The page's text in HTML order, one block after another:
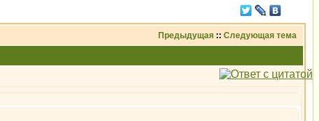
Предыдущая :: Следующая тема